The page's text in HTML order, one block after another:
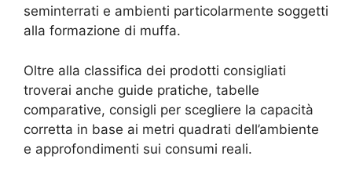
seminterrati e ambienti particolarmente soggetti
alla formazione di muffa.
Oltre alla classifica dei prodotti consigliati
troverai anche guide pratiche, tabelle
comparative, consigli per scegliere la capacità
corretta in base ai metri quadrati dell’ambiente
e approfondimenti sui consumi reali.